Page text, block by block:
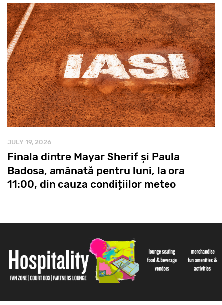
JULY 19, 2026
Finala dintre Mayar Sherif și Paula
Badosa, amânată pentru luni, la ora
11:00, din cauza condițiilor meteo